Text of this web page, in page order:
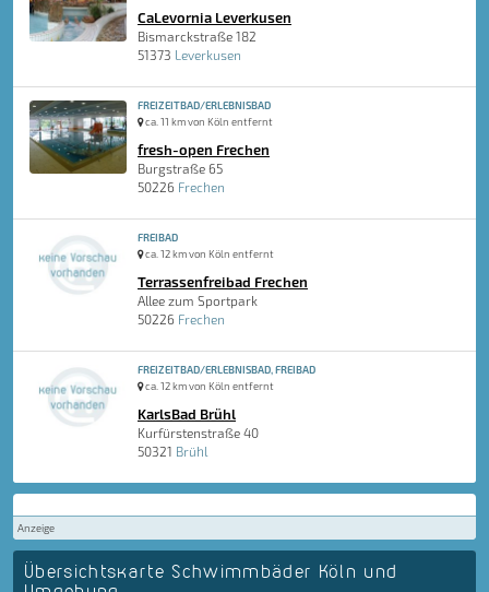
CaLevornia Leverkusen
Bismarckstraße 182
51373 Leverkusen
FREIZEITBAD/ERLEBNISBAD
ca. 11 km von Köln entfernt
fresh-open Frechen
Burgstraße 65
50226 Frechen
FREIBAD
ca. 12 km von Köln entfernt
Terrassenfreibad Frechen
Allee zum Sportpark
50226 Frechen
FREIZEITBAD/ERLEBNISBAD, FREIBAD
ca. 12 km von Köln entfernt
KarlsBad Brühl
Kurfürstenstraße 40
50321 Brühl
Anzeige
Übersichtskarte Schwimmbäder Köln und